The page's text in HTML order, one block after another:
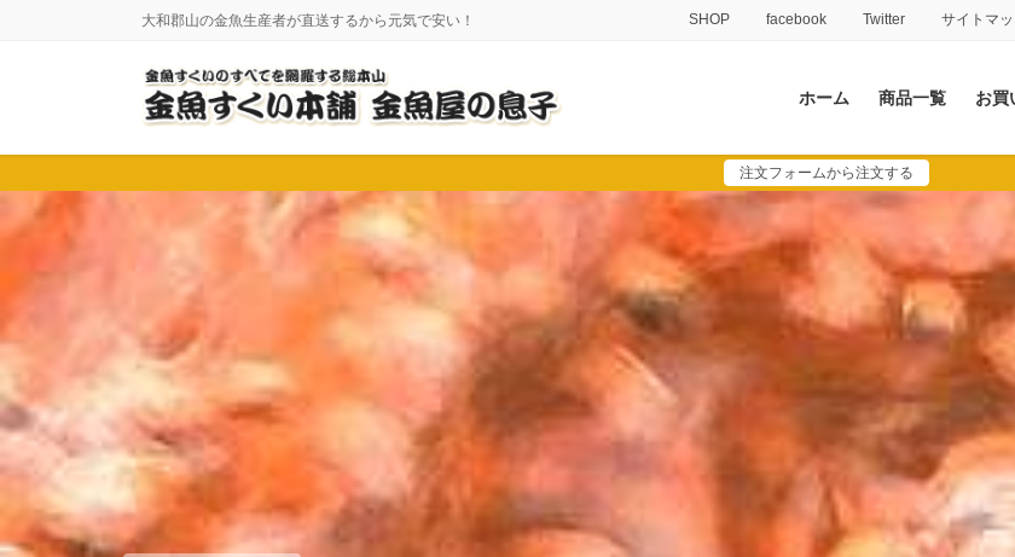
に
移
ョ
ン
大和郡山の金魚生産者が直送するから元気で安い！ SHOP facebook Twitter サイトマ
ホーム 商品一覧 お買
注文フォームから注文する